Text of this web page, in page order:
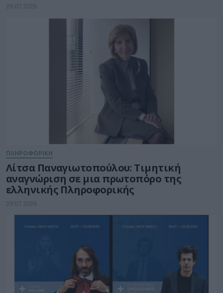
29.07.2026
ΠΛΗΡΟΦΟΡΙΚΗ
Λίτσα Παναγιωτοπούλου: Τιμητική
αναγνώριση σε μια πρωτοπόρο της
ελληνικής Πληροφορικής
29.07.2026